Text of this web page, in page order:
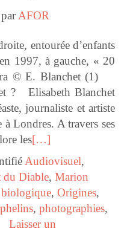
parAFOR
entourée d’enfants
1997, à gauche, « 20
© E. Blanchet (1)
? Elisabeth Blanchet
journaliste et artiste
à Londres. A travers ses
les[…]
Audiovisuel,
du Diable, Marion
biologique, Origines,
, photographies,
Laisser un